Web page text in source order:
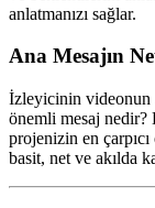
anlatmanızı sağlar.
Ana Mesajın
İzleyicinin videonun
önemli mesaj nedir?
projenizin en
basit, net ve akılda